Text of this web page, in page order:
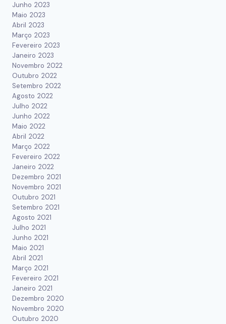
Junho 2023
Maio 2023
Abril 2023
Março 2023
Fevereiro 2023
Janeiro 2023
Novembro 2022
Outubro 2022
Setembro 2022
Agosto 2022
Julho 2022
Junho 2022
Maio 2022
Abril 2022
Março 2022
Fevereiro 2022
Janeiro 2022
Dezembro 2021
Novembro 2021
Outubro 2021
Setembro 2021
Agosto 2021
Julho 2021
Junho 2021
Maio 2021
Abril 2021
Março 2021
Fevereiro 2021
Janeiro 2021
Dezembro 2020
Novembro 2020
Outubro 2020